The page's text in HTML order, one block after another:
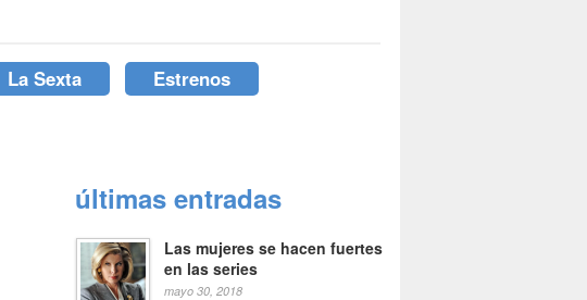
La Sexta Estrenos
últimas entradas
Las mujeres se hacen fuertes
en las series
mayo 30, 2018